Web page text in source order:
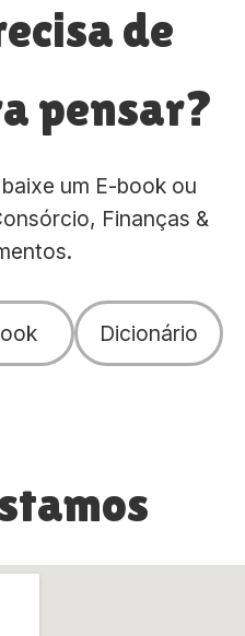
de
pensar?
um E-book ou
Finanças &
Dicionário